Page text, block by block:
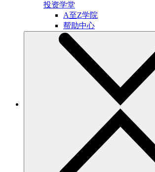
投资学堂
A至Z学院
帮助中心